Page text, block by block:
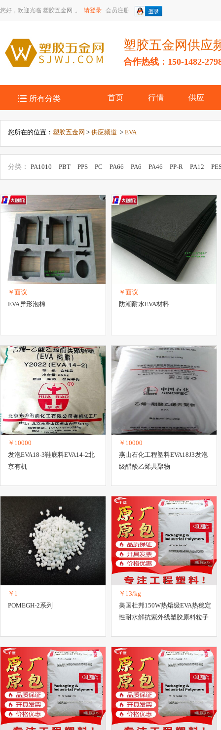
您好，欢迎光临 塑胶五金网 。 请登录 会员注册
塑胶五金网供应
合作热线：150-1482-
 所有分类 首页 行情 供应
您所在的位置： 塑胶五金网 > 供应频道 > EVA
分类： PA1010 PBT PPS PC PA66 PA6 PA46 PP-R PA12
POM
PEN AS PARA PFA AES SAN PPA POE EPDM PU
PA11
PC/ABS SEBS 其他工程塑料
￥面议
EVA异形泡棉
￥面议
防潮耐水EVA材料
￥10000
发泡EVA18-3鞋底料EVA14-2北
京有机
￥10000
燕山石化工程塑料EVA18J3发泡
级醋酸乙烯共聚物
￥1
POMEGH-2系列
￥13/kg
美国杜邦150W热熔级EVA热稳定
性耐水解抗紫外线塑胶原料粒子